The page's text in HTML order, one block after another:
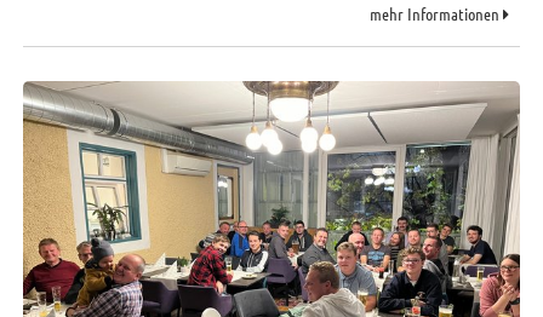
mehr Informationen